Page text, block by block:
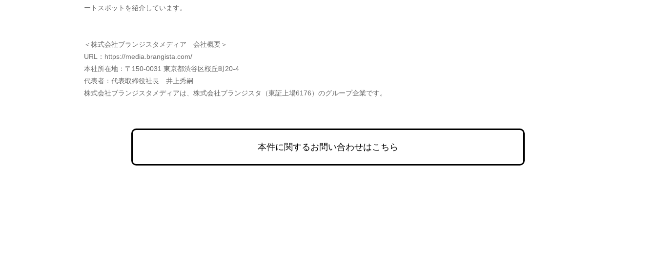
ートスポットを紹介しています。
＜株式会社ブランジスタメディア　会社概要＞
URL：https://media.brangista.com/
本社所在地：〒150-0031 東京都渋谷区桜丘町20-4
代表者：代表取締役社長　井上秀嗣
株式会社ブランジスタメディアは、株式会社ブランジスタ（東証上場6176）のグループ企業です。
本件に関するお問い合わせはこちら